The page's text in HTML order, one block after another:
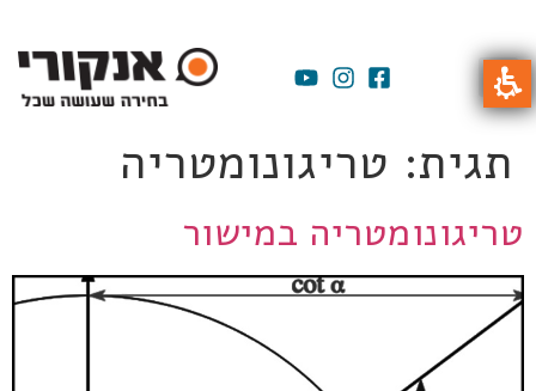
תגית: טריגונומטריה
טריגונומטריה במישור